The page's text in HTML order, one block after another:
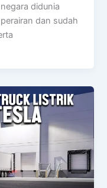
didunia
dan sudah